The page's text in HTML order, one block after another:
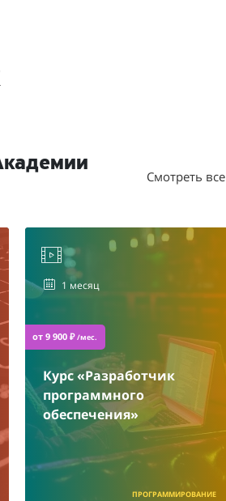
Смотреть все
от 9 900 ₽/мес.
Курс «Разработчик
программного
обеспечения»
1 месяц
ПРОГРАММИРОВАНИЕ